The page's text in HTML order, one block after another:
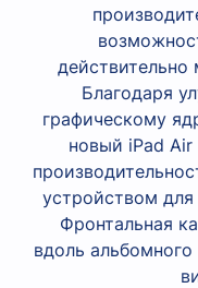
Благодаря
графическому
новый iPad
устройством для
Фронтальная
вдоль